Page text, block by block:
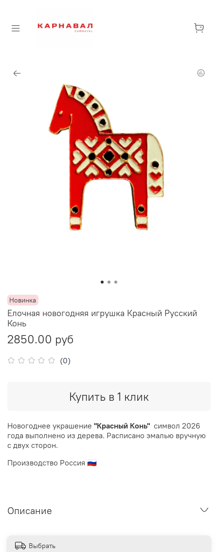
Новинка
(0)
Елочная новогодняя игрушка Красный Русский
Конь
2850.00 руб
Купить в 1 клик
Новогоднее украшение "Красный Конь" символ 2026
года выполнено из дерева. Расписано эмалью вручную
с двух сторон.
Производство Россия 🇷🇺
Описание
Выбрать